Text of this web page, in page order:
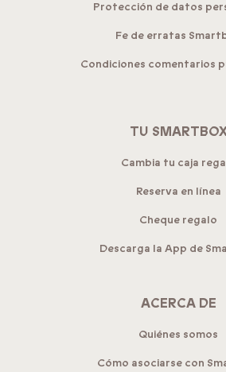
Protección de datos
Fe de erratas
Condiciones comentarios
TU
Cambia tu caja
Reserva en línea
Cheque regalo
Descarga la App de
ACERCA DE
Quiénes somos
Cómo asociarse con